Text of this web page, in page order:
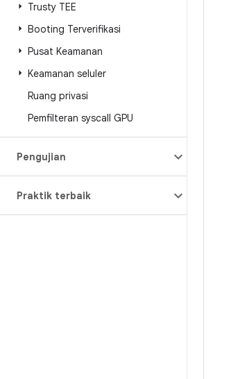
Trusty TEE
Booting Terverifikasi
Pusat Keamanan
Keamanan seluler
Ruang privasi
Pemfilteran syscall GPU
Pengujian
Praktik terbaik